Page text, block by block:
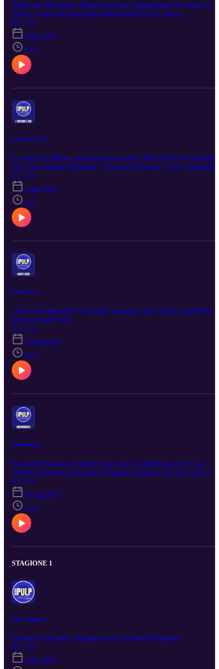
Nella sua città ideale, Platone propone l'uguaglianza fra uomini e
donne, al di là dei pregiudizi diffusi nella Grecia antica.
www.bergapulp.it
S2 · E4
8 ago 2025
1:43
L'inferno è qui
La vita è un inferno, se manca la serenità. Altro che le favole
che si raccontano sull'aldilà... Parola di Lucrezio. www.
S2 · E3
1 ago 2025
1:22
Carpe diem
"Vivi il tuo presente!" è il motto oraziano che ci invita a mettere a
frutto le nostre vite.
S2 · E2
25 lug 2025
0:57
Indemoniato
Socrate dichiarava di sentire una voce: un daimónion che lo ha
sempre preservato: una sorta di angelo custode o un sesto senso?
S2 · E1
18 lug 2025
1:54
STAGIONE 1
Non viaggiare
Quando si sta male, viaggiare non è il rimedio migliore.
S1 · E9
4 dic 2024